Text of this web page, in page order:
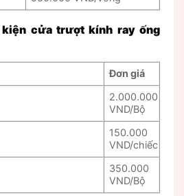
kiện cửa trượt kính ray ống
Đơn giá
2.000.000
VND/Bộ
150.000
VND/chiếc
350.000
VND/Bộ